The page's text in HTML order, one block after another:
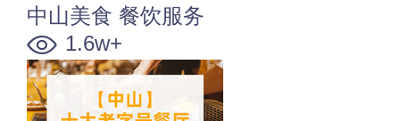
中山美食 餐饮服务
1.6w+